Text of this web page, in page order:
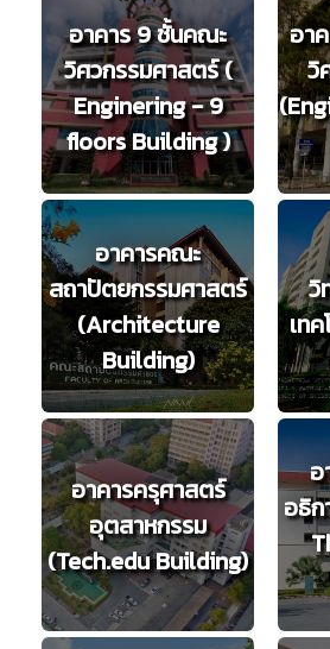
อาคาร 9 ชั้นคณะ
วิศวกรรมศาสตร์ (
Enginering - 9
floors Building )
อา
วิ
อาคารคณะ
สถาปัตยกรรมศาสตร์
(Architecture
Building)
วิ
เท
อาคารครุศาสตร์
อุตสาหกรรม
(Tech.edu Building)
อ
อธิ